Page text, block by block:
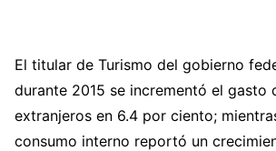
El titular de Turismo del gobierno
durante 2015 se incrementó el gasto
extranjeros en 6.4 por ciento;
consumo interno reportó un